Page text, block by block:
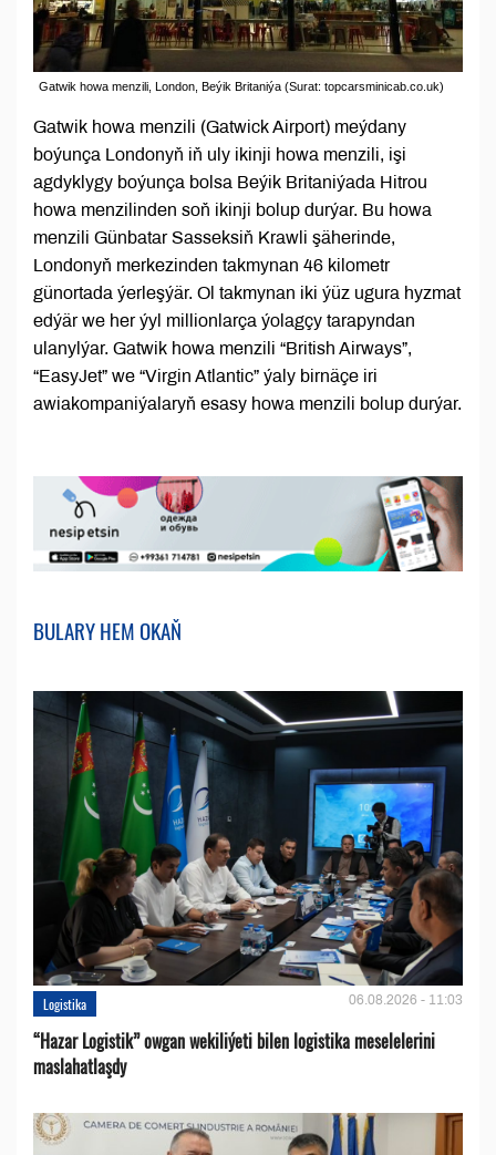
Gatwik howa menzili, London, Beýik Britaniýa (Surat: topcarsminicab.co.uk)
Gatwik howa menzili (Gatwick Airport) meýdany
boýunça Londonyň iň uly ikinji howa menzili, işi
agdyklygy boýunça bolsa Beýik Britaniýada Hitrou
howa menzilinden soň ikinji bolup durýar. Bu howa
menzili Günbatar Sasseksiň Krawli şäherinde,
Londonyň merkezinden takmynan 46 kilometr
günortada ýerleşýär. Ol takmynan iki ýüz ugura hyzmat
edýär we her ýyl millionlarça ýolagçy tarapyndan
ulanylýar. Gatwik howa menzili “British Airways”,
“EasyJet” we “Virgin Atlantic” ýaly birnäçe iri
awiakompaniýalaryň esasy howa menzili bolup durýar.
BULARY HEM OKAŇ
Logistika 06.08.2026 - 11:03
“Hazar Logistik” owgan wekiliýeti bilen logistika meselelerini
maslahatlaşdy